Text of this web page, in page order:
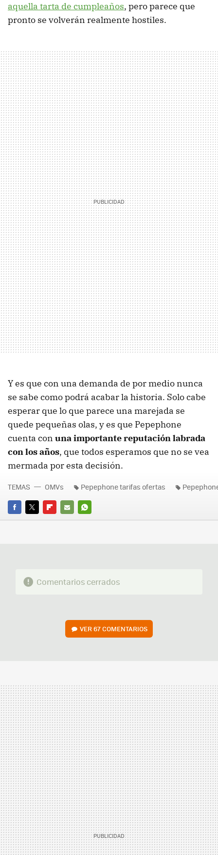
aquella tarta de cumpleaños, pero parece que
pronto se volverán realmente hostiles.
Y es que con una demanda de por medio nunca
se sabe como podrá acabar la historia. Solo cabe
esperar que lo que parece una marejada se
quede pequeñas olas, y es que Pepephone
cuenta con una importante reputación labrada
con los años, que todos esperamos que no se vea
mermada por esta decisión.
FACEBOOK
TWITTERFLIPBOARD
E-
WHATSAPP
TEMAS OMVs Pepephone tarifas ofertas
Comentarios cerrados
VER67 COMENTARIOS